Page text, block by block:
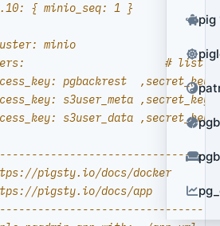
pig
{ minio_seq: 1 }
minio
# list of
pgbackrest  ,secret_key:
s3user_meta
s3user_data
pigsty.io/docs/docker
pigsty.io/docs/app